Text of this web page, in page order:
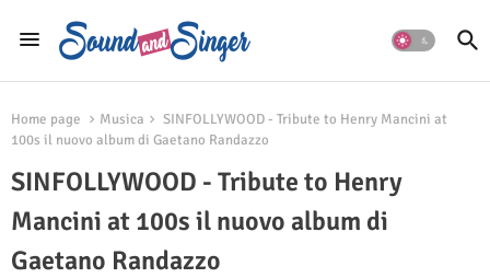
Home page Musica
SINFOLLYWOOD - Tribute to Henry Mancini at
100s il nuovo album di Gaetano Randazzo
SINFOLLYWOOD - Tribute to Henry
Mancini at 100s il nuovo album di
Gaetano Randazzo